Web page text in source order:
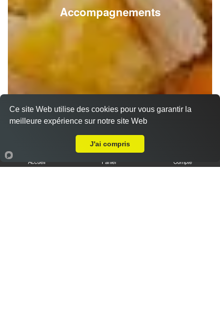
Accompagnements
Accueil Panier Compte
Ce site Web utilise des cookies pour vous garantir la
meilleure expérience sur notre site Web
J'ai compris